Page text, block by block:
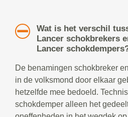
Wat is het verschil
Lancer schokbrekers
Lancer
De benamingen schokbreker
in de volksmond door elkaar
hetzelfde mee bedoeld.
schokdemper alleen het